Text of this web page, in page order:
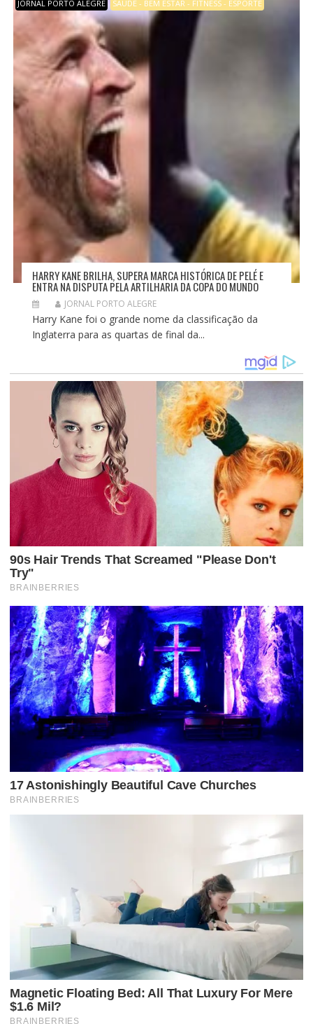
JORNAL PORTO ALEGRE SAÚDE - BEM ESTAR - FITNESS - ESPORTE
HARRY KANE BRILHA, SUPERA MARCA HISTÓRICA DE PELÉ E
ENTRA NA DISPUTA PELA ARTILHARIA DA COPA DO MUNDO
JORNAL PORTO ALEGRE
Harry Kane foi o grande nome da classificação da
Inglaterra para as quartas de final da...